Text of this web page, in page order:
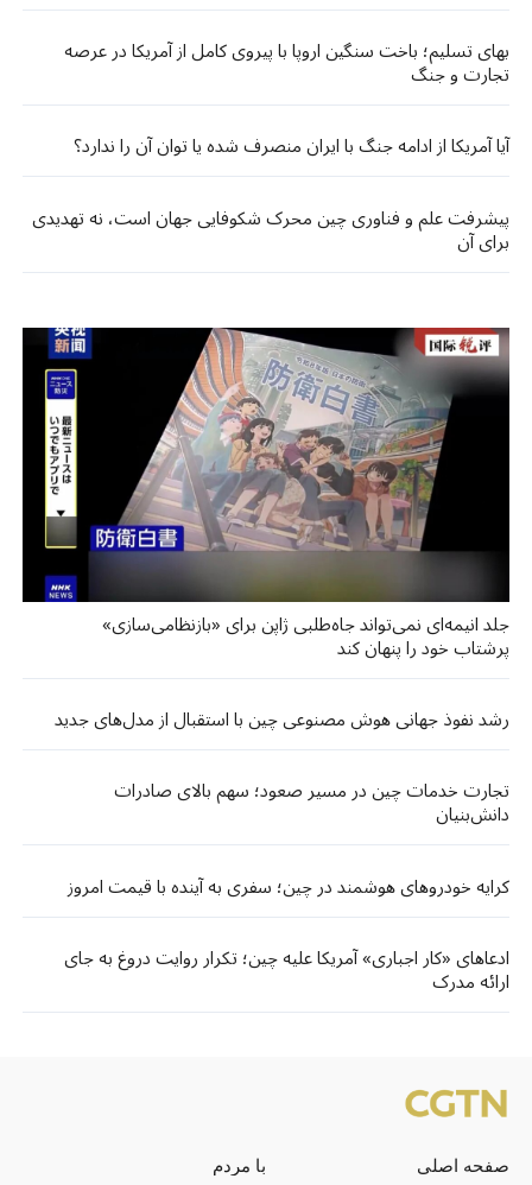
بهای تسلیم؛ باخت سنگین اروپا با پیروی کامل از آمریکا در عرصه
تجارت و جنگ
آیا آمریکا از ادامه جنگ با ایران منصرف شده یا توان آن را ندارد؟
پیشرفت علم و فناوری چین محرک شکوفایی جهان است، نه تهدیدی
برای آن
جلد انیمه‌ای نمی‌تواند جاه‌طلبی ژاپن برای «بازنظامی‌سازی»
پرشتاب خود را پنهان کند
رشد نفوذ جهانی هوش مصنوعی چین با استقبال از مدل‌های جدید
تجارت خدمات چین در مسیر صعود؛ سهم بالای صادرات
دانش‌بنیان
کرایه خودروهای هوشمند در چین؛ سفری به آینده با قیمت امروز
ادعاهای «کار اجباری» آمریکا علیه چین؛ تکرار روایت دروغ به جای
ارائه مدرک
صفحه اصلی
با مردم